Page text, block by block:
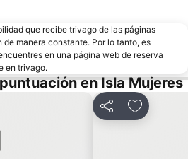
que recibe trivago de las páginas
manera constante. Por lo tanto, es
en una página web de reserva
en trivago.
en Isla Mujeres
CompartirAgregar